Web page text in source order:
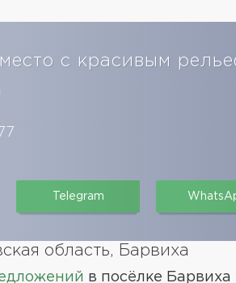
с красивым
Telegram
область, Барвиха
в посёлке Барвиха